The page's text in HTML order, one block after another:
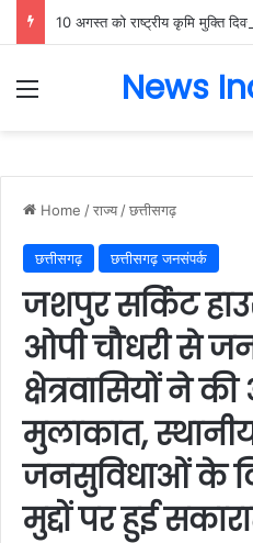
10 अगस्त को राष्ट्रीय कृमि मुक्ति
Menu News
Home /राज्य /छत्तीसगढ़
छत्तीसगढ़ छत्तीसगढ़ जनसंपर्क
जशपुर सर्किट
ओपी चौधरी से
क्षेत्रवासियों ने
मुलाकात,
जनसुविधाओं के
मुद्दों पर हुई